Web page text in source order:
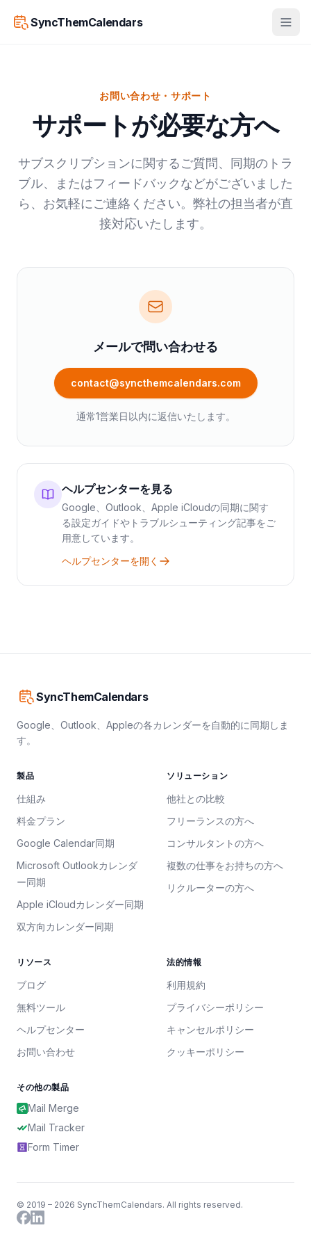
SyncThemCalendars
お問い合わせ・サポート
サポートが必要な方へ
サブスクリプションに関するご質問、同期のトラ
ブル、またはフィードバックなどがございました
ら、お気軽にご連絡ください。弊社の担当者が直
接対応いたします。
メールで問い合わせる
contact@syncthemcalendars.com
通常1営業日以内に返信いたします。
ヘルプセンターを見る
Google、Outlook、Apple iCloudの同期に関す
る設定ガイドやトラブルシューティング記事をご
用意しています。
ヘルプセンターを開く
SyncThemCalendars
Google、Outlook、Appleの各カレンダーを自動的に同期しま
す。
製品
仕組み
料金プラン
Google Calendar同期
Microsoft Outlookカレンダ
ー同期
Apple iCloudカレンダー同期
双方向カレンダー同期
ソリューション
他社との比較
フリーランスの方へ
コンサルタントの方へ
複数の仕事をお持ちの方へ
リクルーターの方へ
リソース
ブログ
無料ツール
ヘルプセンター
お問い合わせ
法的情報
利用規約
プライバシーポリシー
キャンセルポリシー
クッキーポリシー
その他の製品
Mail Merge
Mail Tracker
Form Timer
© 2019 – 2026 SyncThemCalendars. All rights reserved.